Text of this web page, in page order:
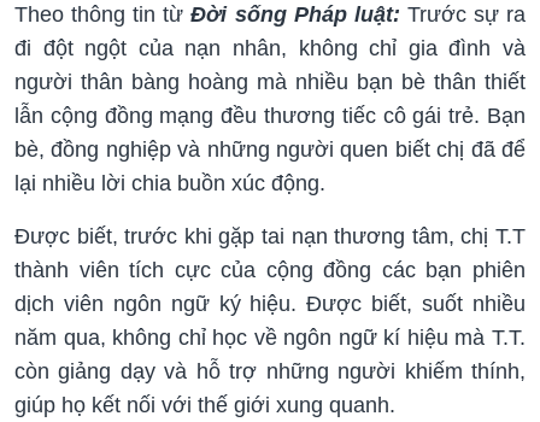
Theo thông tin từĐời sống Pháp luật: Trước sự ra
đi đột ngột của nạn nhân, không chỉ gia đình và
người thân bàng hoàng mà nhiều bạn bè thân thiết
lẫn cộng đồng mạng đều thương tiếc cô gái trẻ. Bạn
bè, đồng nghiệp và những người quen biết chị đã để
lại nhiều lời chia buồn xúc động.
Được biết, trước khi gặp tai nạn thương tâm, chị T.T
thành viên tích cực của cộng đồng các bạn phiên
dịch viên ngôn ngữ ký hiệu. Được biết, suốt nhiều
năm qua, không chỉ học về ngôn ngữ kí hiệu mà T.T.
còn giảng dạy và hỗ trợ những người khiếm thính,
giúp họ kết nối với thế giới xung quanh.